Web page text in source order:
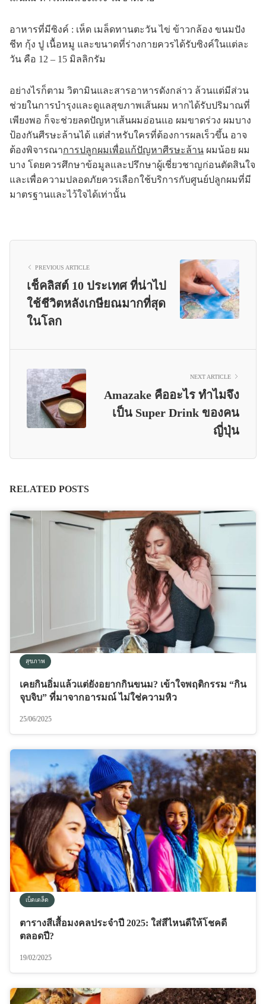
อาหารที่มีซิงค์ : เห็ด เมล็ดทานตะวัน ไข่ ข้าวกล้อง ขนมปัง
ชีท กุ้ง ปู เนื้อหมู และขนาดที่ร่างกายควรได้รับซิงค์ในแต่ละ
วัน คือ 12 – 15 มิลลิกรัม
อย่างไรก็ตาม วิตามินและสารอาหารดังกล่าว ล้วนแต่มีส่วน
ช่วยในการบำรุงและดูแลสุขภาพเส้นผม หากได้รับปริมาณที่
เพียงพอ ก็จะช่วยลดปัญหาเส้นผมอ่อนแอ ผมขาดร่วง ผมบาง
ป้องกันศีรษะล้านได้ แต่สำหรับใครที่ต้องการผลเร็วขึ้น อาจ
ต้องพิจารณาการปลูกผมเพื่อแก้ปัญหาศีรษะล้าน ผมน้อย ผม
บาง โดยควรศึกษาข้อมูลและปรึกษาผู้เชี่ยวชาญก่อนตัดสินใจ
และเพื่อความปลอดภัยควรเลือกใช้บริการกับศูนย์ปลูกผมที่มี
มาตรฐานและไว้ใจได้เท่านั้น
PREVIOUS ARTICLE
เช็คลิสต์ 10 ประเทศ ที่น่าไป
ใช้ชีวิตหลังเกษียณมากที่สุด
ในโลก
NEXT ARTICLE
Amazake คืออะไร ทำไมจึง
เป็น Super Drink ของคน
ญี่ปุ่น
RELATED POSTS
สุขภาพ
เคยกินอิ่มแล้วแต่ยังอยากกินขนม? เข้าใจพฤติกรรม “กิน
จุบจิบ” ที่มาจากอารมณ์ ไม่ใช่ความหิว
25/06/2025
เบ็ดเตล็ด
ตารางสีเสื้อมงคลประจำปี 2025: ใส่สีไหนดีให้โชคดี
ตลอดปี?
19/02/2025